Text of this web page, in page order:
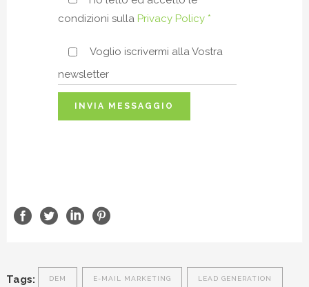
condizioni sulla Privacy Policy *
Voglio iscrivermi alla Vostra
newsletter
Tags: DEM E-MAIL MARKETING LEAD GENERATION